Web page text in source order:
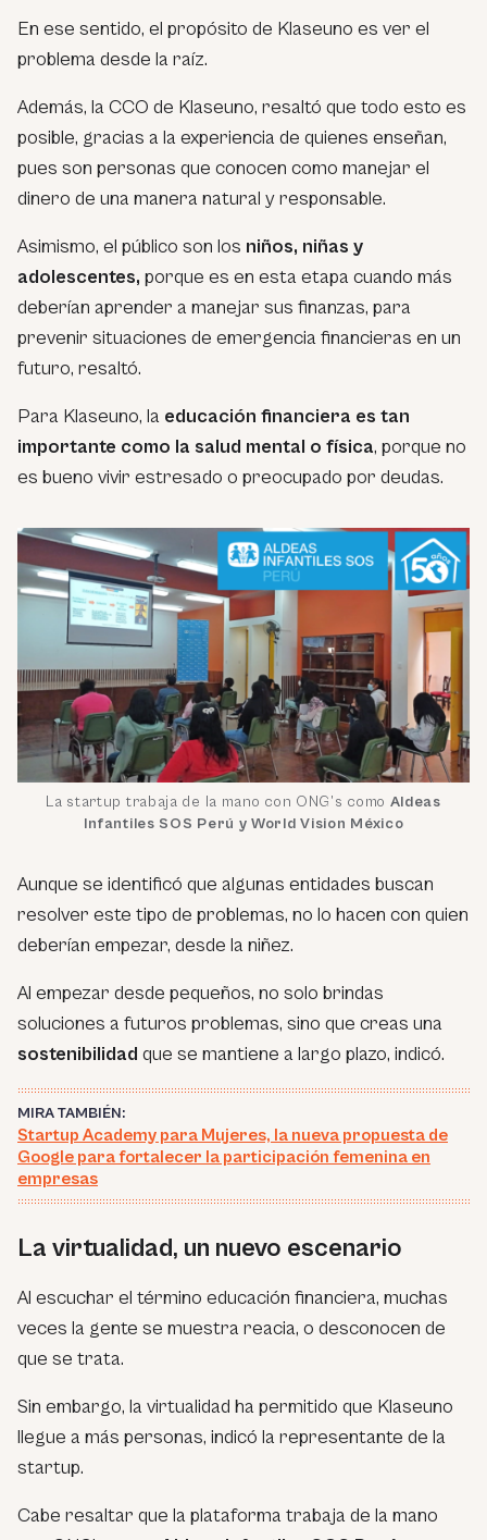
En ese sentido, el propósito de Klaseuno es ver el
problema desde la raíz.
Además, la CCO de Klaseuno, resaltó que todo esto es
posible, gracias a la experiencia de quienes enseñan,
pues son personas que conocen como manejar el
dinero de una manera natural y responsable.
Asimismo, el público son los niños, niñas y
adolescentes, porque es en esta etapa cuando más
deberían aprender a manejar sus finanzas, para
prevenir situaciones de emergencia financieras en un
futuro, resaltó.
Para Klaseuno, la educación financiera es tan
importante como la salud mental o física, porque no
es bueno vivir estresado o preocupado por deudas.
La startup trabaja de la mano con ONG’s como Aldeas
Infantiles SOS Perú y World Vision México
Aunque se identificó que algunas entidades buscan
resolver este tipo de problemas, no lo hacen con quien
deberían empezar, desde la niñez.
Al empezar desde pequeños, no solo brindas
soluciones a futuros problemas, sino que creas una
sostenibilidad que se mantiene a largo plazo, indicó.
MIRA TAMBIÉN:
Startup Academy para Mujeres, la nueva propuesta de
Google para fortalecer la participación femenina en
empresas
La virtualidad, un nuevo escenario
Al escuchar el término educación financiera, muchas
veces la gente se muestra reacia, o desconocen de
que se trata.
Sin embargo, la virtualidad ha permitido que Klaseuno
llegue a más personas, indicó la representante de la
startup.
Cabe resaltar que la plataforma trabaja de la mano